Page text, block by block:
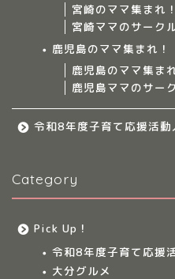
宮崎のママ集まれ
宮崎ママのサーク
鹿児島のママ集まれ！
鹿児島のママ集ま
鹿児島ママのサー
令和8年度子育て応援活動
Category
Pick Up！
令和8年度子育て応援
大分グルメ